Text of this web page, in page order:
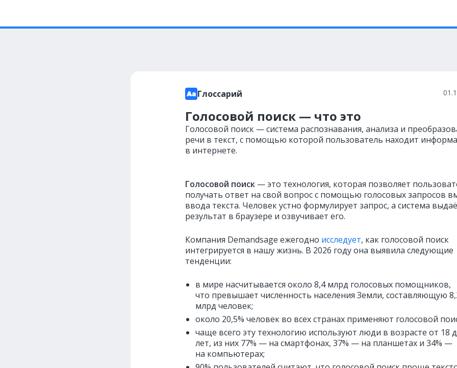
Глоссарий
Голосовой поиск — что это
Голосовой поиск — система распознавания, анализа и
речи в текст, с помощью которой пользователь находит
в интернете.
Голосовой поиск — это технология, которая позволяет
получать ответ на свой вопрос с помощью голосовых запросов
ввода текста. Человек устно формулирует запрос, а система
результат в браузере и озвучивает его.
Компания Demandsage ежегодно исследует, как голосовой поиск
интегрируется в нашу жизнь. В 2026 году она выявила следующие
тенденции:
в мире насчитывается около 8,4 млрд голосовых помощников,
что превышает численность населения Земли, составляющую
млрд человек;
около 20,5% человек во всех странах применяют голосовой
чаще всего эту технологию используют люди в возрасте от 18
лет, из них 77% — на смартфонах, 37% — на планшетах и 34% —
на компьютерах;